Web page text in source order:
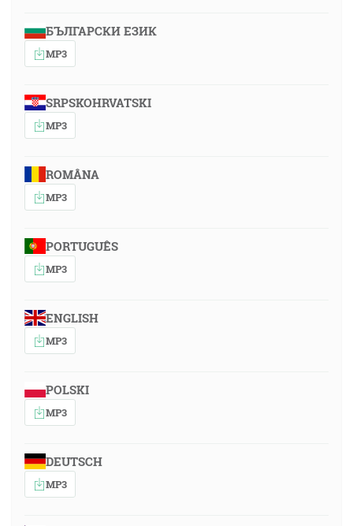
БЪЛГАРСКИ ЕЗИК
MP3
SRPSKOHRVATSKI
MP3
ROMÂNA
MP3
PORTUGUÊS
MP3
ENGLISH
MP3
POLSKI
MP3
DEUTSCH
MP3